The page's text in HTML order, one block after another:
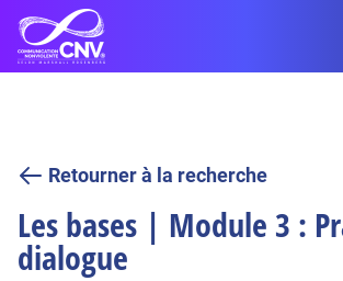
Retourner à la recherche
Les bases | Module 3 :
dialogue